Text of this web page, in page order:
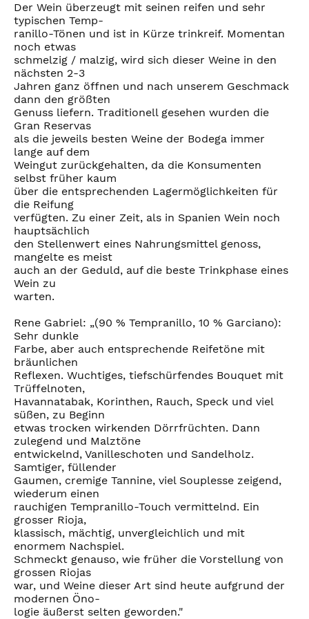
Der Wein überzeugt mit seinen reifen und sehr
typischen Temp-
ranillo-Tönen und ist in Kürze trinkreif. Momentan
noch etwas
schmelzig / malzig, wird sich dieser Weine in den
nächsten 2-3
Jahren ganz öffnen und nach unserem Geschmack
dann den größten
Genuss liefern. Traditionell gesehen wurden die
Gran Reservas
als die jeweils besten Weine der Bodega immer
lange auf dem
Weingut zurückgehalten, da die Konsumenten
selbst früher kaum
über die entsprechenden Lagermöglichkeiten für
die Reifung
verfügten. Zu einer Zeit, als in Spanien Wein noch
hauptsächlich
den Stellenwert eines Nahrungsmittel genoss,
mangelte es meist
auch an der Geduld, auf die beste Trinkphase eines
Wein zu
warten.
Rene Gabriel: „(90 % Tempranillo, 10 % Garciano):
Sehr dunkle
Farbe, aber auch entsprechende Reifetöne mit
bräunlichen
Reflexen. Wuchtiges, tiefschürfendes Bouquet mit
Trüffelnoten,
Havannatabak, Korinthen, Rauch, Speck und viel
süßen, zu Beginn
etwas trocken wirkenden Dörrfrüchten. Dann
zulegend und Malztöne
entwickelnd, Vanilleschoten und Sandelholz.
Samtiger, füllender
Gaumen, cremige Tannine, viel Souplesse zeigend,
wiederum einen
rauchigen Tempranillo-Touch vermittelnd. Ein
grosser Rioja,
klassisch, mächtig, unvergleichlich und mit
enormem Nachspiel.
Schmeckt genauso, wie früher die Vorstellung von
grossen Riojas
war, und Weine dieser Art sind heute aufgrund der
modernen Öno-
logie äußerst selten geworden."